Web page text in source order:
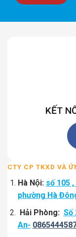
KẾT
CTY CP TKXD VÀ
Hà Nội: số 105
phường Hà
Hải Phòng: Số
An-